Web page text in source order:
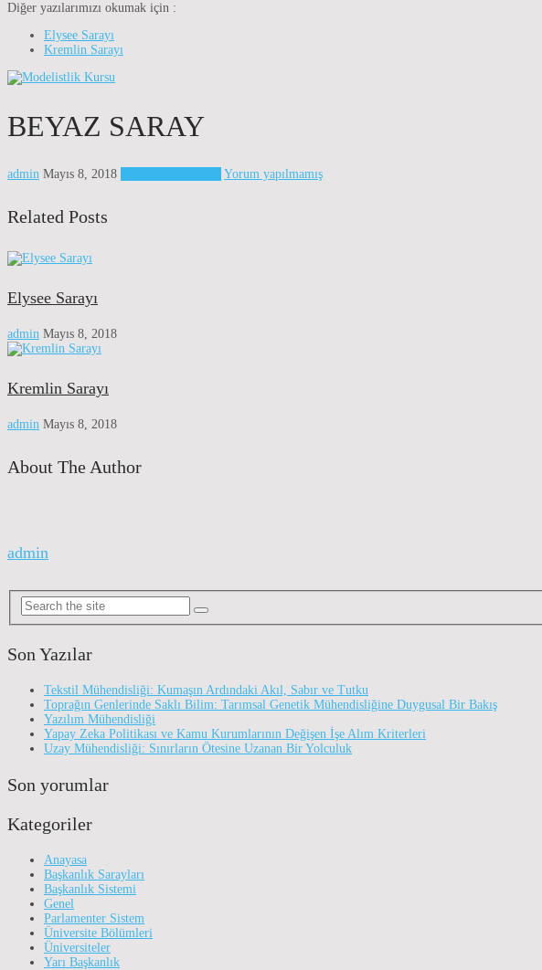
Diğer yazılarımızı okumak için :
Elysee Sarayı
Kremlin Sarayı
BEYAZ SARAY
admin Mayıs 8, 2018 Yorum yapılmamış
Related Posts
Elysee Sarayı
admin Mayıs 8, 2018
Kremlin Sarayı
admin Mayıs 8, 2018
About The Author
admin
Son Yazılar
Tekstil Mühendisliği: Kumaşın Ardındaki Akıl, Sabır ve Tutku
Toprağın Genlerinde Saklı Bilim: Tarımsal Genetik Mühendisliğine Duygusal Bir Bakış
Yazılım Mühendisliği
Yapay Zeka Politikası ve Kamu Kurumlarının Değişen İşe Alım Kriterleri
Uzay Mühendisliği: Sınırların Ötesine Uzanan Bir Yolculuk
Son yorumlar
Kategoriler
Anayasa
Başkanlık Sarayları
Başkanlık Sistemi
Genel
Parlamenter Sistem
Üniversite Bölümleri
Üniversiteler
Yarı Başkanlık